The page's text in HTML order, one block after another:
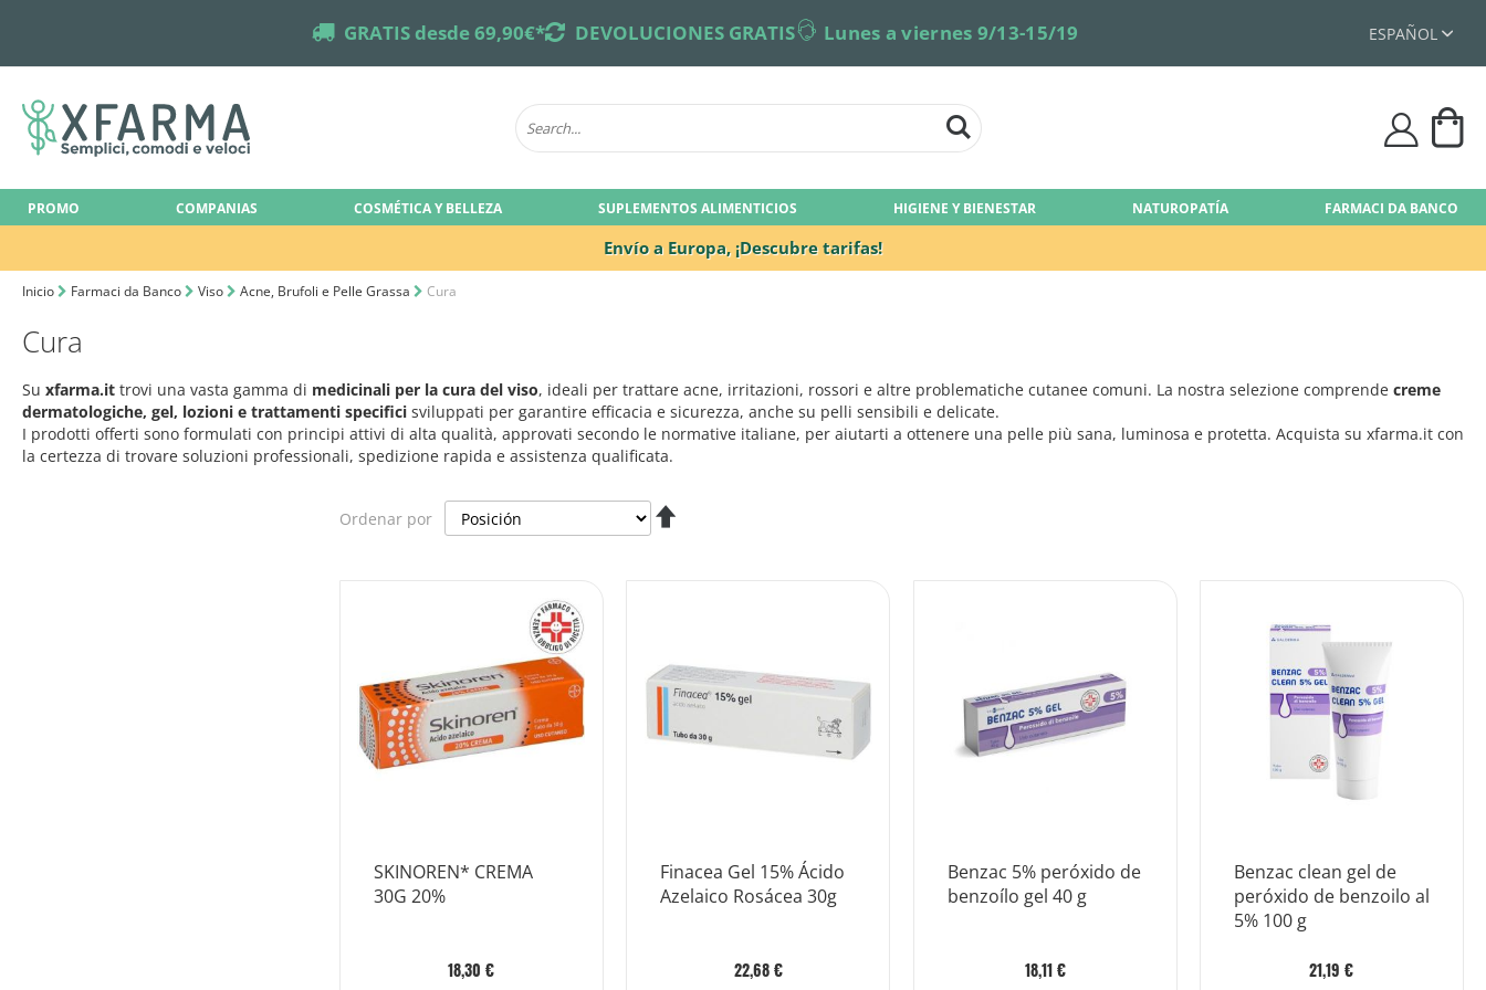
Envío a Europa, ¡Descubre tarifas!
truck GRATIS desde 69,90€*returns DEVOLUCIONES GRATISonline-support Lunes a viernes 9/13-15/19 ESPAÑOL
user
PROMO COMPANIAS COSMÉTICA Y BELLEZA SUPLEMENTOS ALIMENTICIOS HIGIENE Y BIENESTAR NATUROPATÍA FARMACI DA BANCO
Inicio Farmaci da Banco Viso Acne, Brufoli e Pelle Grassa Cura
Cura
Su xfarma.it trovi una vasta gamma di medicinali per la cura del viso, ideali per trattare acne, irritazioni, rossori e altre problematiche cutanee comuni. La nostra selezione comprende creme
dermatologiche, gel, lozioni e trattamenti specifici sviluppati per garantire efficacia e sicurezza, anche su pelli sensibili e delicate.
I prodotti offerti sono formulati con principi attivi di alta qualità, approvati secondo le normative italiane, per aiutarti a ottenere una pelle più sana, luminosa e protetta. Acquista su xfarma.it con
la certezza di trovare soluzioni professionali, spedizione rapida e assistenza qualificata.
Ordenar por
SKINOREN* CREMA
30G 20%
18,30 €
Finacea Gel 15% Ácido
Azelaico Rosácea 30g
22,68 €
Benzac 5% peróxido de
benzoílo gel 40 g
18,11 €
Benzac clean gel de
peróxido de benzoilo al
5% 100 g
21,19 €